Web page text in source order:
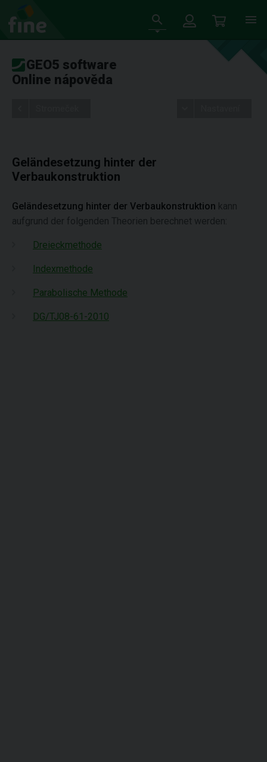
GEO5 software
Online nápověda
Geländesetzung hinter der
Verbaukonstruktion
Geländesetzung hinter der Verbaukonstruktion kann
aufgrund der folgenden Theorien berechnet werden:
Dreieckmethode
Indexmethode
Parabolische Methode
DG/TJ08-61-2010